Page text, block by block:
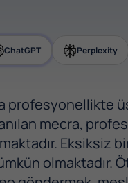
ChatGPT Perplexity
profesyonellikte
mecra,
Eksiksiz
olmaktadır.